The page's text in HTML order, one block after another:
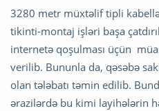
3280 metr müxtəlif tipli
tikinti-montaj işləri başa
internetə qoşulması üçün
verilib. Bununla da, qəsəbə
olan tələbatı təmin edilib.
ərazilərdə bu kimi layihələrin